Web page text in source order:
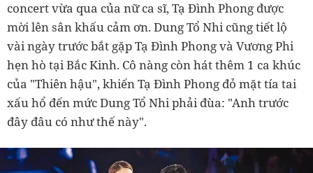
concert vừa qua của nữ ca sĩ, Tạ Đình Phong được
mời lên sân khấu cảm ơn. Dung Tổ Nhi cũng tiết lộ
vài ngày trước bắt gặp Tạ Đình Phong và Vương Phi
hẹn hò tại Bắc Kinh. Cô nàng còn hát thêm 1 ca khúc
của "Thiên hậu", khiến Tạ Đình Phong đỏ mặt tía tai
xấu hổ đến mức Dung Tổ Nhi phải đùa: "Anh trước
đây đâu có như thế này".